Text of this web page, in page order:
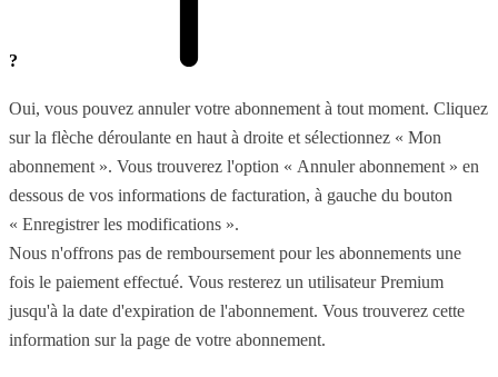
?
Oui, vous pouvez annuler votre abonnement à tout moment. Cliquez
sur la flèche déroulante en haut à droite et sélectionnez « Mon
abonnement ». Vous trouverez l'option « Annuler abonnement » en
dessous de vos informations de facturation, à gauche du bouton
« Enregistrer les modifications ».
Nous n'offrons pas de remboursement pour les abonnements une
fois le paiement effectué. Vous resterez un utilisateur Premium
jusqu'à la date d'expiration de l'abonnement. Vous trouverez cette
information sur la page de votre abonnement.